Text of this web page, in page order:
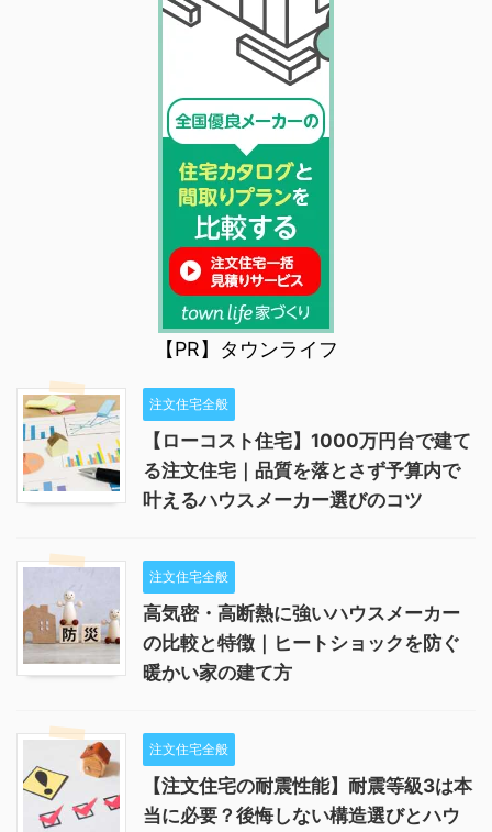
【PR】タウンライフ
注文住宅全般
【ローコスト住宅】1000万円台で建て
る注文住宅｜品質を落とさず予算内で
叶えるハウスメーカー選びのコツ
注文住宅全般
高気密・高断熱に強いハウスメーカー
の比較と特徴｜ヒートショックを防ぐ
暖かい家の建て方
注文住宅全般
【注文住宅の耐震性能】耐震等級3は本
当に必要？後悔しない構造選びとハウ